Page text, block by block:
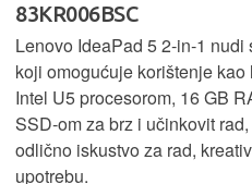
Lenovo LOQ 15AHP10
RAM-a i 1 TB SSD za brz rad
Nvidia RTX 5050 grafiku
rad u zahtjevnim
osigurava stabilne